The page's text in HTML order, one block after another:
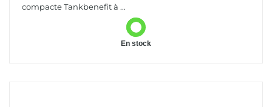
compacte Tankbenefit à ...
En stock